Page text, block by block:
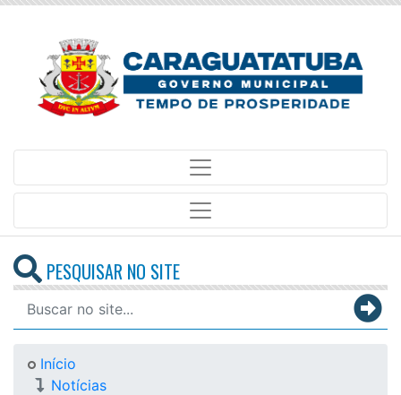
PESQUISAR NO SITE
Início
Notícias